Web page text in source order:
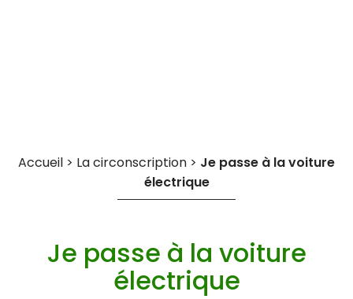
Accueil > La circonscription > Je passe à la voiture
électrique
Je passe à la voiture
électrique